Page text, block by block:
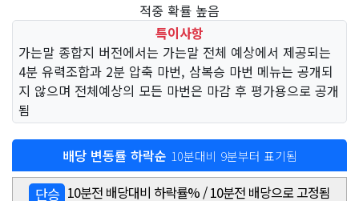
적중 확률 높음
특이사항
가는말 종합지 버전에서는 가는말 전체 예상에서 제공되는
4분 유력조합과 2분 압축 마번, 삼복승 마번 메뉴는 공개되
지 않으며 전체예상의 모든 마번은 마감 후 평가용으로 공개
됨
배당 변동률 하락순 10분대비 9분부터 표기됨
단승 10분전 배당대비 하락률% / 10분전 배당으로 고정됨